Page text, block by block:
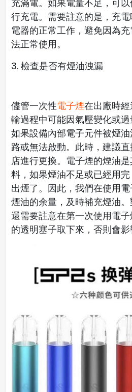
充滿電。如果電量不足，可
行充電。需要註意的是，充
電器的正常工作，避免因為
法正常使用。
3. 檢查是否有煙油洩漏
儘管一次性電子煙在出廠時
輸過程中可能因氣壓變化或過
如果設備內部電子元件被煙
路或無法啟動。此時，建議
店進行更換。電子煙的煙油
料，如果煙油不足或已經用
出煙了。因此，我們在使用
煙油的余量，及時補充煙油。
還需要註意在第一次使用電
的透明塞子取下來，否則會影